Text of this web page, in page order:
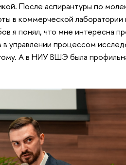
После аспирантуры по
в коммерческой лаборатории
я понял, что мне интересна
управлении процессом
А в НИУ ВШЭ была